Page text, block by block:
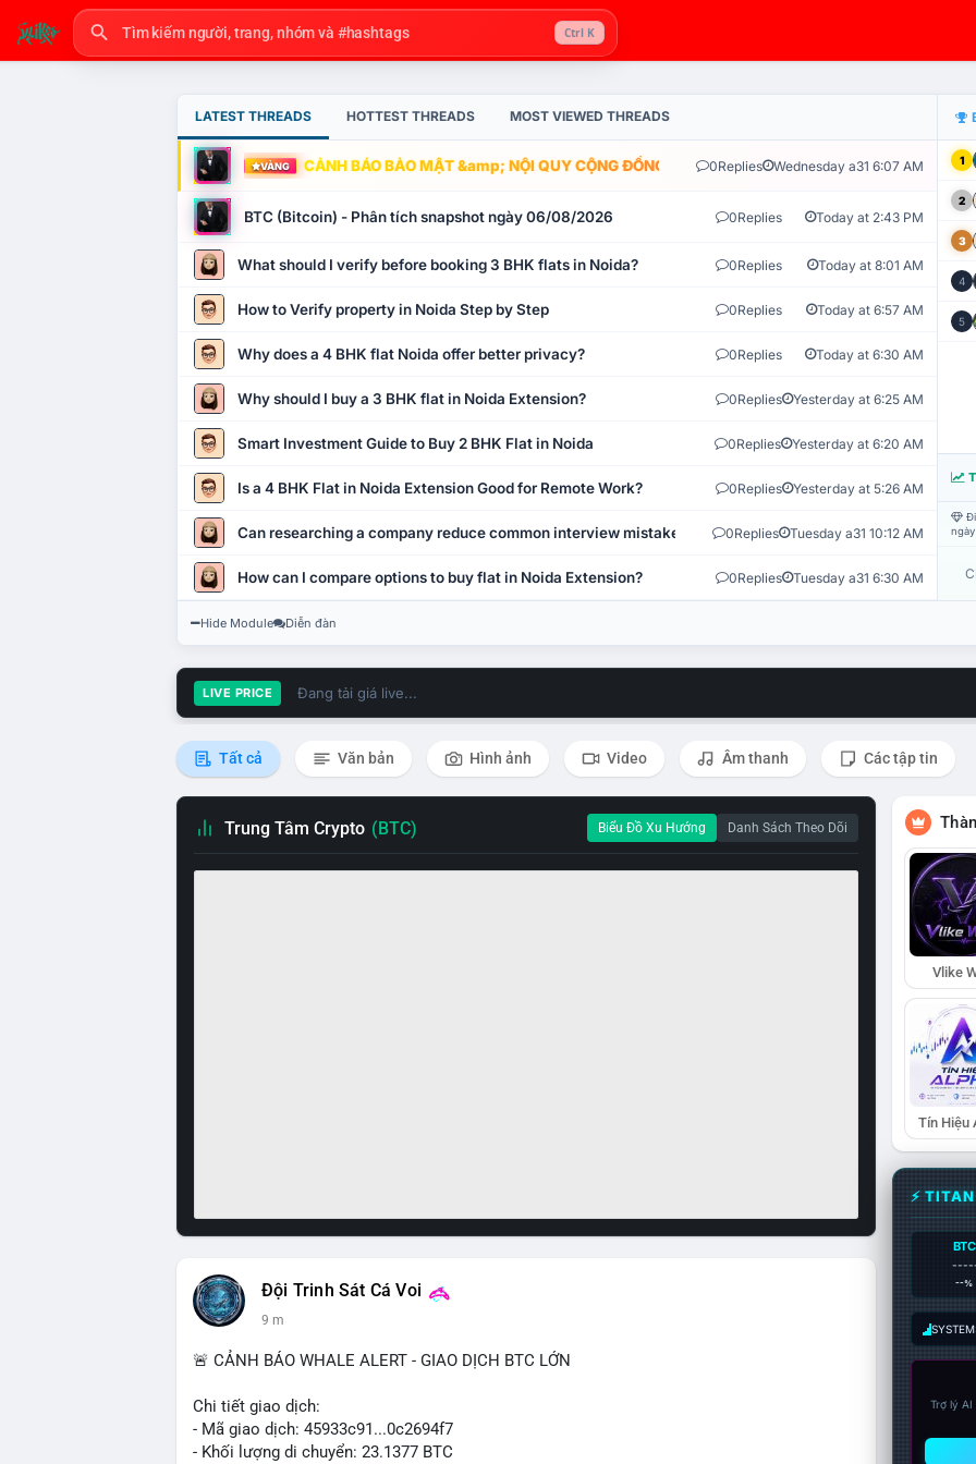
Ctrl K
LATEST THREADS HOTTEST THREADS MOST VIEWED THREADS
VÀNG CẢNH BÁO BẢO MẬT &amp; NỘI QUY CỘNG ĐỒNG VLIKE.VN: HỆ THỐNG GIÁM SÁT TỰ
0Replies Wednesday a31 6:07 AM
BTC (Bitcoin) - Phân tích snapshot ngày 06/08/2026 0Replies Today at 2:43 PM
What should I verify before booking 3 BHK flats in Noida? 0Replies Today at 8:01 AM
How to Verify property in Noida Step by Step 0Replies Today at 6:57 AM
Why does a 4 BHK flat Noida offer better privacy? 0Replies Today at 6:30 AM
Why should I buy a 3 BHK flat in Noida Extension? 0Replies Yesterday at 6:25 AM
Smart Investment Guide to Buy 2 BHK Flat in Noida 0Replies Yesterday at 6:20 AM
Is a 4 BHK Flat in Noida Extension Good for Remote Work? 0Replies Yesterday at 5:26 AM
Can researching a company reduce common interview mistakes? 0Replies Tuesday a31 10:12 AM
How can I compare options to buy flat in Noida Extension? 0Replies Tuesday a31 6:30 AM
1
2
3
4
5
Hide Module Diễn đàn
LIVE PRICE Đang tải giá live...
Tất cả Văn bản Hình ảnh Video Âm thanh Các tập tin
Trung Tâm Crypto (BTC) Biểu Đồ Xu Hướng Danh Sách Theo Dõi
Đội Trinh Sát Cá Voi
9 m
🚨 CẢNH BÁO WHALE ALERT - GIAO DỊCH BTC LỚN
Chi tiết giao dịch:
- Mã giao dịch: 45933c91...0c2694f7
- Khối lượng di chuyển: 23.1377 BTC
Vlike
Tín Hiệu
⚡
BTC
--%
Trợ lý